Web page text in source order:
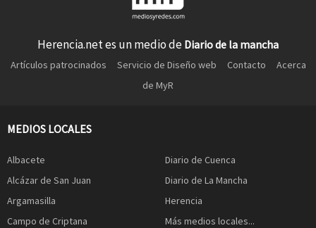
Herencia.net es un medio de Diario de la mancha
Artículos patrocinados Servicio de Diseño web Contacto
Acerca
de MyR
MEDIOS LOCALES
Albacete
Alcázar de San Juan
Argamasilla
Campo de Criptana
Diario de Cuenca
Diario de La Mancha
Herencia
Más medios locales...